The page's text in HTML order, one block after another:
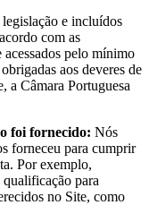
legislação e incluídos
com as
acessados pelo mínimo
aos deveres de
a Câmara Portuguesa
foi fornecido: Nós
forneceu para cumprir
Por exemplo,
qualificação para
no Site, como